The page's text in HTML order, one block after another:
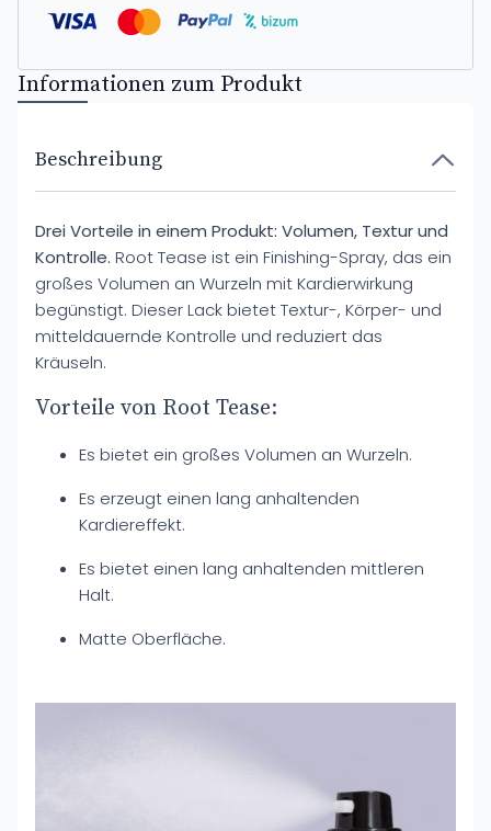
Informationen zum Produkt
Beschreibung
Drei Vorteile in einem Produkt: Volumen, Textur und
Kontrolle. Root Tease ist ein Finishing-Spray, das ein
großes Volumen an Wurzeln mit Kardierwirkung
begünstigt. Dieser Lack bietet Textur-, Körper- und
mitteldauernde Kontrolle und reduziert das
Kräuseln.
Vorteile von Root Tease:
Es bietet ein großes Volumen an Wurzeln.
Es erzeugt einen lang anhaltenden
Kardiereffekt.
Es bietet einen lang anhaltenden mittleren
Halt.
Matte Oberfläche.